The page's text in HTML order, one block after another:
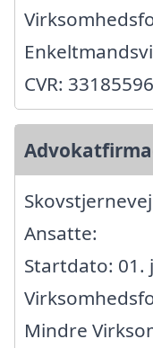
CVR: 33185596
Ansatte:
Startdato: 01.
Mindre